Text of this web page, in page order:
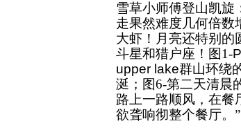
雪草小师傅登山凯旋
走果然难度几何倍数
大虾！月亮还特别的
斗星和猎户座！图1-
upper lake群山环绕
涎；图6-第二天清晨
路上一路顺风，在餐
欲聋响彻整个餐厅。”